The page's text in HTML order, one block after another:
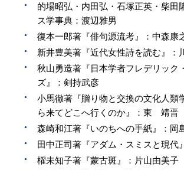
的場昭弘・内田弘・石塚正英・柴田
ス学事典：渡辺雅男
復本一郎著『俳句源流考』：中森康
新井豊美著『近代女性詩を読む』：
秋山勇造著『日本学者フレデリック
ズ』：剣持武彦
小馬徹著『贈り物と交換の文化人
ら来てどこへ行くのか』：東 靖晋
森崎和江著『いのちへの手紙』：岡
田中正司著『アダム・スミスと現代
櫂未知子著『蒙古斑』：片山由美子